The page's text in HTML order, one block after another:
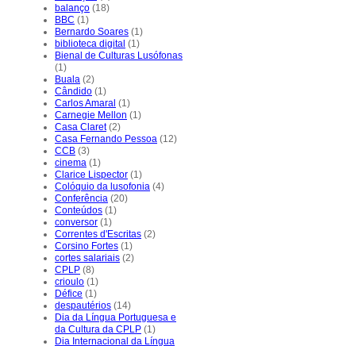
balanço (18)
BBC (1)
Bernardo Soares (1)
biblioteca digital (1)
Bienal de Culturas Lusófonas
(1)
Buala (2)
Cândido (1)
Carlos Amaral (1)
Carnegie Mellon (1)
Casa Claret (2)
Casa Fernando Pessoa (12)
CCB (3)
cinema (1)
Clarice Lispector (1)
Colóquio da lusofonia (4)
Conferência (20)
Conteúdos (1)
conversor (1)
Correntes d'Escritas (2)
Corsino Fortes (1)
cortes salariais (2)
CPLP (8)
crioulo (1)
Défice (1)
despautérios (14)
Dia da Língua Portuguesa e
da Cultura da CPLP (1)
Dia Internacional da Língua